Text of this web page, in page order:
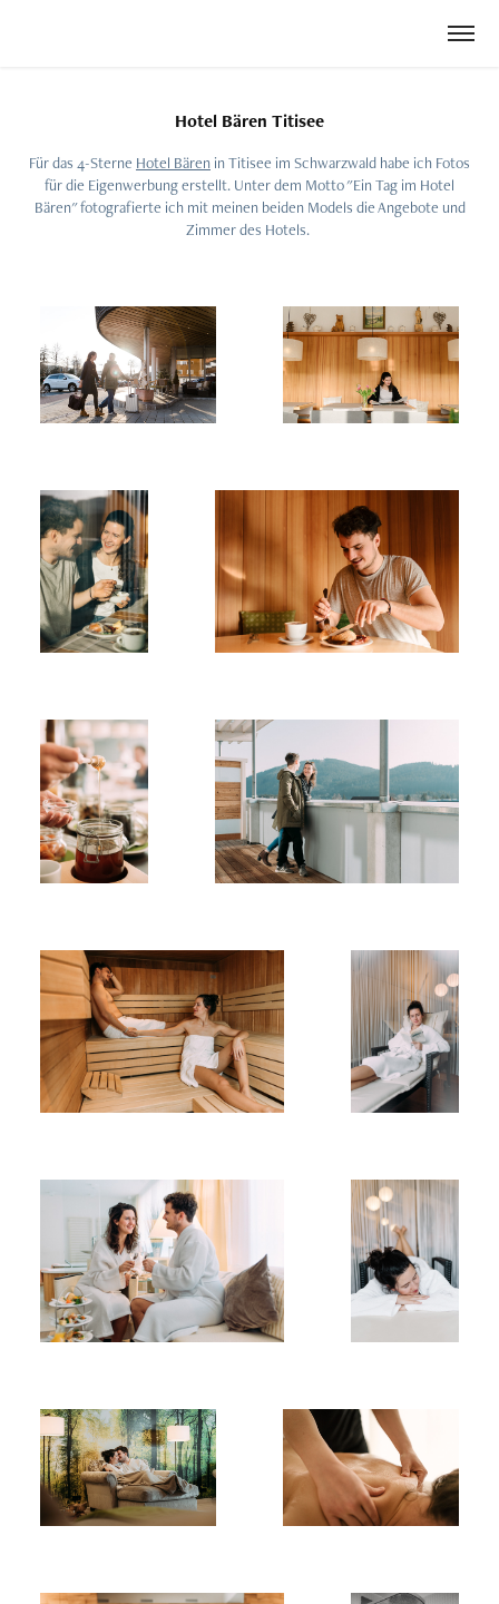
Hotel Bären Titisee
Für das 4-Sterne Hotel Bären in Titisee im Schwarzwald habe ich Fotos
für die Eigenwerbung erstellt. Unter dem Motto "Ein Tag im Hotel
Bären" fotografierte ich mit meinen beiden Models die Angebote und
Zimmer des Hotels.